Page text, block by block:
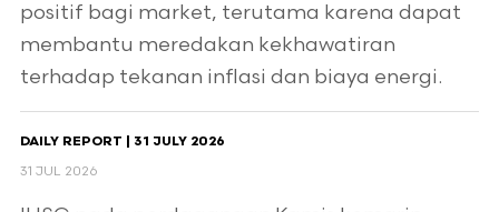
positif bagi market, terutama karena dapat
membantu meredakan kekhawatiran
terhadap tekanan inflasi dan biaya energi.
DAILY REPORT | 31 JULY 2026
31 JUL 2026